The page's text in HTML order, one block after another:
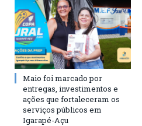
Maio foi marcado por
entregas, investimentos e
ações que fortaleceram os
serviços públicos em
Igarapé-Açu